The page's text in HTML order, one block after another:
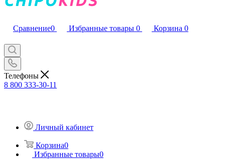
Сравнение0 Избранные товары 0 Корзина 0
Телефоны
8 800 333-30-11
Личный кабинет
Корзина0
Избранные товары0